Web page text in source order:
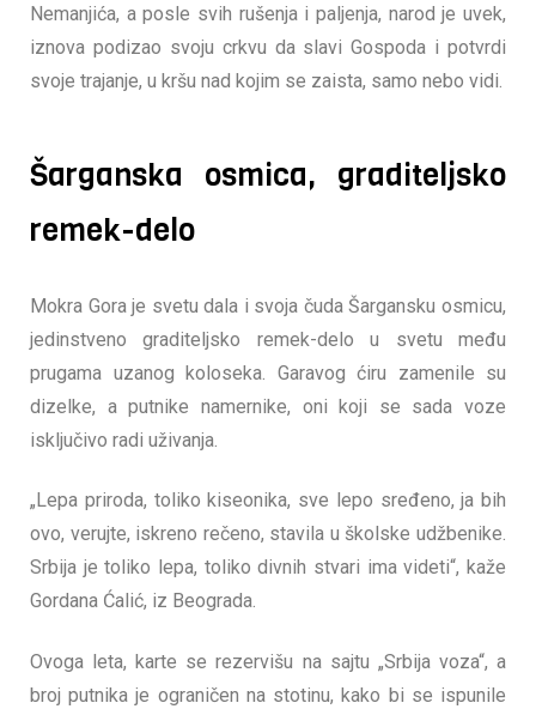
Nemanjića, a posle svih rušenja i paljenja, narod je uvek,
iznova podizao svoju crkvu da slavi Gospoda i potvrdi
svoje trajanje, u kršu nad kojim se zaista, samo nebo vidi.
Šarganska osmica, graditeljsko
remek-delo
Mokra Gora je svetu dala i svoja čuda Šargansku osmicu,
jedinstveno graditeljsko remek-delo u svetu među
prugama uzanog koloseka. Garavog ćiru zamenile su
dizelke, a putnike namernike, oni koji se sada voze
isključivo radi uživanja.
„Lepa priroda, toliko kiseonika, sve lepo sređeno, ja bih
ovo, verujte, iskreno rečeno, stavila u školske udžbenike.
Srbija je toliko lepa, toliko divnih stvari ima videti“, kaže
Gordana Ćalić, iz Beograda.
Ovoga leta, karte se rezervišu na sajtu „Srbija voza“, a
broj putnika je ograničen na stotinu, kako bi se ispunile